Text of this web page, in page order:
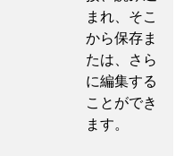
まれ、そこ
から保存ま
たは、さら
に編集する
ことができ
ます。